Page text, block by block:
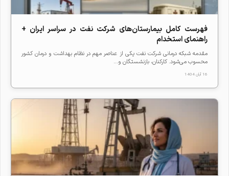
فهرست کامل بیمارستان‌های شرکت نفت در سراسر ایران +
راهنمای استخدام
مقدمه شبکه درمانی شرکت نفت یکی از عناصر مهم در نظام بهداشت و درمان کشور
محسوب می‌شود. کارکنان، بازنشستگان و...
16 آبان 1404